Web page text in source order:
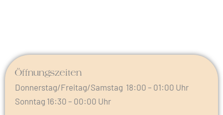
Öffnungszeiten
Donnerstag/Freitag/Samstag 18:00 – 01:00 Uhr
Sonntag 16:30 – 00:00 Uhr